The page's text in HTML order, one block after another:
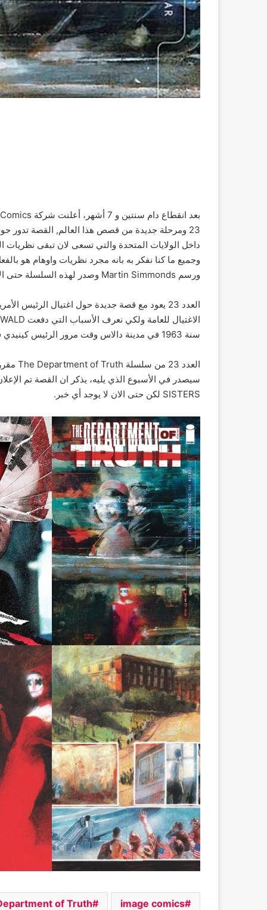
داخل الولايات المتحدة والتي تسعى لان تبقى
ورسم Martin Simmonds وصدر لهذه السلسلة حتى الان أربعة مجلدات تشمل الاعداد من 1 الى 22.
العدد 23 يعود مع قصة جديدة حول اغتيال
سنة 1963 في مدينة دالاس وقت مرور الرئيس كينيدي في ذلك الوقت.
SISTERS لكن حتى الان لا يوجد أي خبر.
image comics
of Truth